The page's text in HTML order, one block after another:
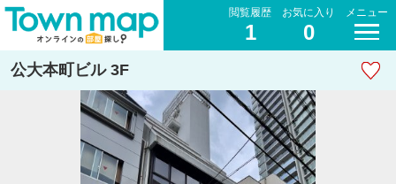
閲覧履歴
1
お気に入り
0
メニュー
公大本町ビル 3F